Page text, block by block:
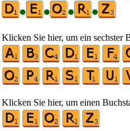
•
• • •
Klicken Sie hier, um ein sechster
Klicken Sie hier, um einen